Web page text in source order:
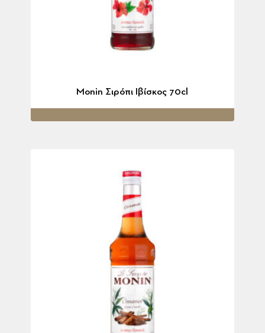
Monin Σιρόπι Ιβίσκος 70cl